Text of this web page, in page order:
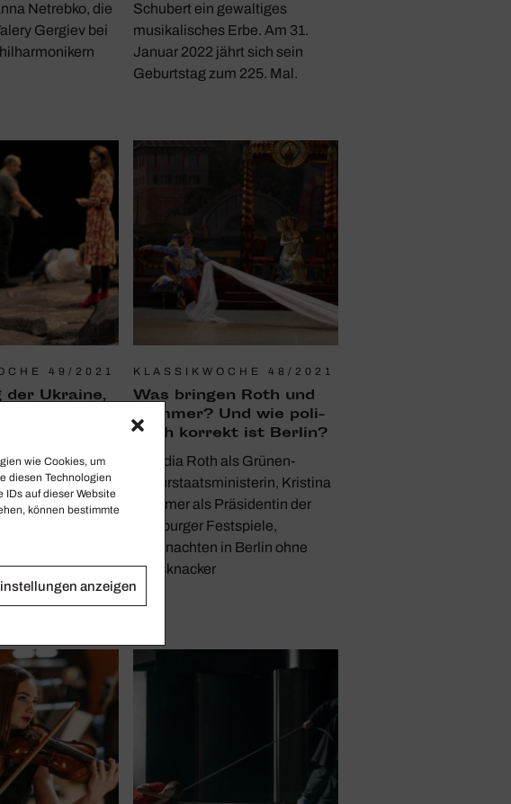
wie Cookies, um
diesen Technologien
auf dieser Website
können bestimmte
anzeigen
Netrebko, die
Gergiev bei
Schubert ein gewaltiges
musikalisches Erbe. Am 31.
Januar 2022 jährt sich sein
Geburtstag zum 225. Mal.
49/2021
der Ukraine,
Feldzug und
die Lage an
russischen
an der
KLASSIKWOCHE 48/2021
Was bringen Roth und
Hammer? Und wie poli­
tisch korrekt ist Berlin?
Claudia Roth als Grünen-
Kulturstaatsministerin, Kristina
Hammer als Präsidentin der
Salzburger Festspiele,
Weihnachten in Berlin ohne
Nussknacker